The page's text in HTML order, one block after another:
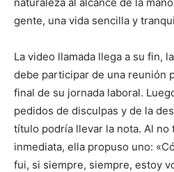
gente, una vida sencilla y
La video llamada llega a su fin,
debe participar de una reunión
final de su jornada laboral.
pedidos de disculpas y de la
título podría llevar la nota. Al no
inmediata, ella propuso uno:
fui, si siempre, siempre, estoy